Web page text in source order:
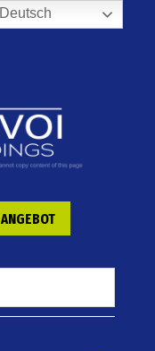
ANGEBOT
Deutsch